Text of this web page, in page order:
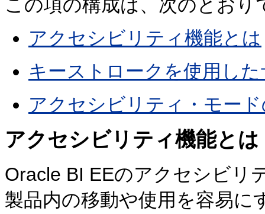
この項の構成は、次のとおり
アクセシビリティ機能とは
キーストロークを使用し
アクセシビリティ・モー
アクセシビリティ機能とは
Oracle BI EEのアクセシビリ
製品内の移動や使用を容易